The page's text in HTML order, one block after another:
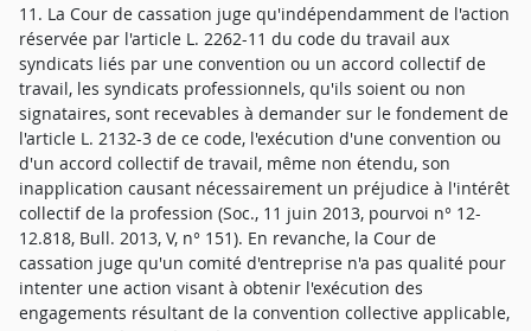
11. La Cour de cassation juge qu'indépendamment de l'action
réservée par l'article L. 2262-11 du code du travail aux
syndicats liés par une convention ou un accord collectif de
travail, les syndicats professionnels, qu'ils soient ou non
signataires, sont recevables à demander sur le fondement de
l'article L. 2132-3 de ce code, l'exécution d'une convention ou
d'un accord collectif de travail, même non étendu, son
inapplication causant nécessairement un préjudice à l'intérêt
collectif de la profession (Soc., 11 juin 2013, pourvoi n° 12-
12.818, Bull. 2013, V, n° 151). En revanche, la Cour de
cassation juge qu'un comité d'entreprise n'a pas qualité pour
intenter une action visant à obtenir l'exécution des
engagements résultant de la convention collective applicable,